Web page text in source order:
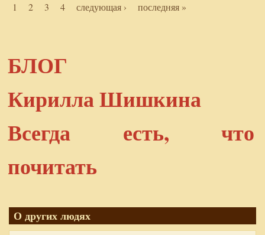
1 2 3 4 следующая › последняя »
БЛОГ
Кирилла Шишкина
Всегда есть, что
почитать
О других людях